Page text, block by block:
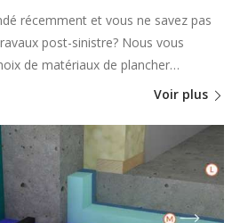
récemment et vous ne savez pas
post-sinistre? Nous vous
de matériaux de plancher…
Voir plus